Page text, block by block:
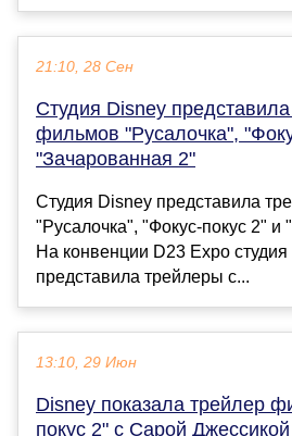
21:10, 28 Сен
Студия Disney
фильмов "Русалочка",
"Зачарованная 2"
Студия Disney представила
"Русалочка", "Фокус-покус 2" и
На конвенции D23 Expo
представила трейлеры с...
13:10, 29 Июн
Disney показала трейлер
покус 2" с Сарой